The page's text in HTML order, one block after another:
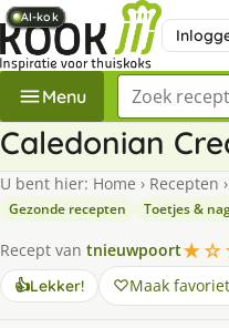
Menu Zoek een
Caledonian
U bent hier: Home › Recepten ›
Gezonde recepten Toetjes &
Recept van tnieuwpoort
👍Lekker! Maak favoriet
AI-kok
AI-kok
AI-kok
AI-kok
AI-kok
AI-kok
AI-kok
AI-kok